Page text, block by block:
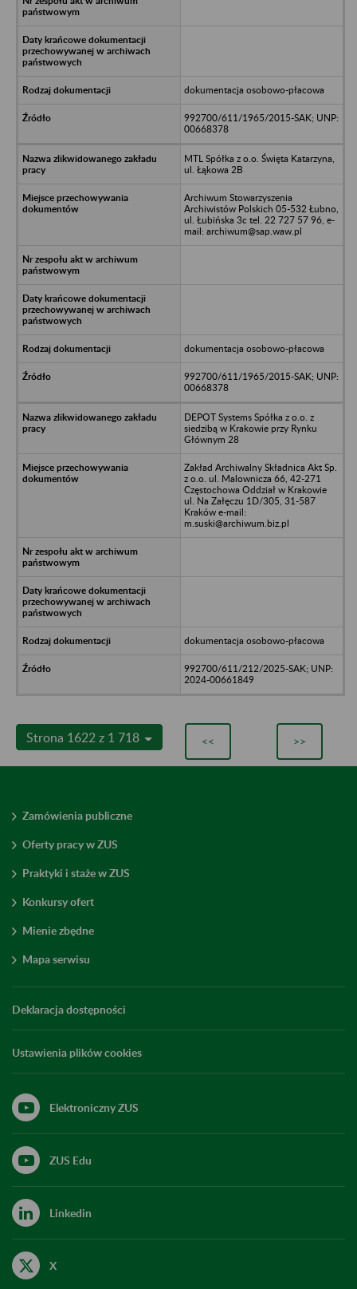
dokumentacja osobowo-płacowa
992700/611/1965/2015-SAK; UNP:
00668378
MTL Spółka z o.o. Święta Katarzyna,
ul. Łąkowa 2B
Archiwum Stowarzyszenia
Archiwistów Polskich 05-532 Łubno,
ul. Łubińska 3c tel. 22 727 57 96, e-
mail: archiwum@sap.waw.pl
dokumentacja osobowo-płacowa
992700/611/1965/2015-SAK; UNP:
00668378
DEPOT Systems Spółka z o.o. z
siedzibą w Krakowie przy Rynku
Głównym 28
Zakład Archiwalny Składnica Akt Sp.
z o.o. ul. Malownicza 66, 42-271
Częstochowa Oddział w Krakowie
ul. Na Załęczu 1D/305, 31-587
Kraków e-mail:
m.suski@archiwum.biz.pl
dokumentacja osobowo-płacowa
992700/611/212/2025-SAK; UNP:
2024-00661849
Strona 1622 z 1 718 << >>
Zamówienia publiczne
Oferty pracy w ZUS
Praktyki i staże w ZUS
Konkursy ofert
Mienie zbędne
Mapa serwisu
Deklaracja dostępności
Ustawienia plików cookies
Elektroniczny ZUS
ZUS Edu
Linkedin
X